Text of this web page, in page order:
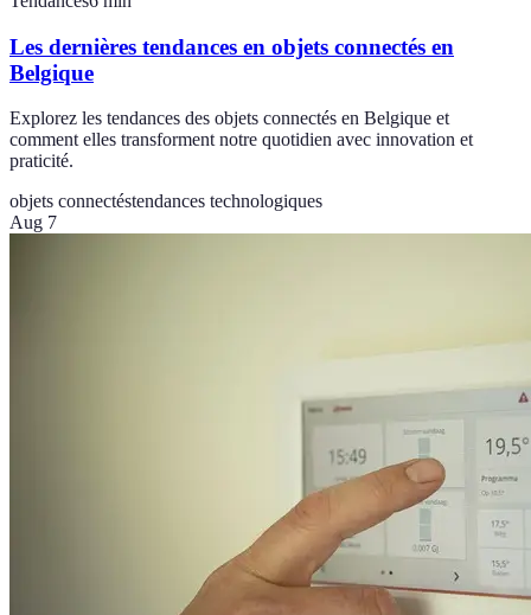
Les dernières tendances en objets connectés en
Belgique
Explorez les tendances des objets connectés en Belgique et
comment elles transforment notre quotidien avec innovation et
praticité.
objets connectéstendances technologiques
Aug 7